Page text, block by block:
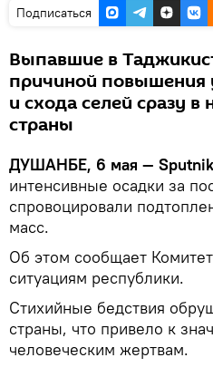
Подписаться
Выпавшие в
причиной повышения
и схода селей сразу в
страны
ДУШАНБЕ, 6 мая —
интенсивные осадки за
спровоцировали
масс.
Об этом сообщает
ситуациям республики.
Стихийные бедствия
страны, что привело к
человеческим жертвам.